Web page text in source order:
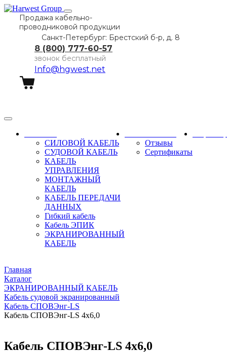
Продажа кабельно-
проводниковой продукции
Санкт-Петербург: Брестский б-р, д. 8
8 (800) 777-60-57
звонок бесплатный
Info@hgwest.net
СИЛОВОЙ КАБЕЛЬ
СУДОВОЙ КАБЕЛЬ
КАБЕЛЬ
УПРАВЛЕНИЯ
МОНТАЖНЫЙ
КАБЕЛЬ
КАБЕЛЬ ПЕРЕДАЧИ
ДАННЫХ
Гибкий кабель
Кабель ЭПИК
ЭКРАНИРОВАННЫЙ
КАБЕЛЬ
Отзывы
Сертификаты
Главная
Каталог
ЭКРАНИРОВАННЫЙ КАБЕЛЬ
Кабель судовой экранированный
Кабель СПОВЭнг-LS
Кабель СПОВЭнг-LS 4х6,0
Кабель СПОВЭнг-LS 4х6,0